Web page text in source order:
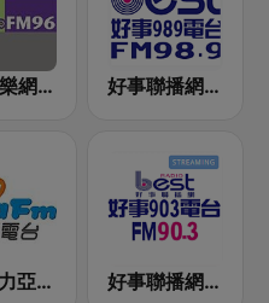
中廣音樂網 i Radio FM96.3 好事聯播網 Best Radio FM98.9
927魅力亞洲 Asia FM 亞洲電台 好事聯播網 Best Radio FM90.3